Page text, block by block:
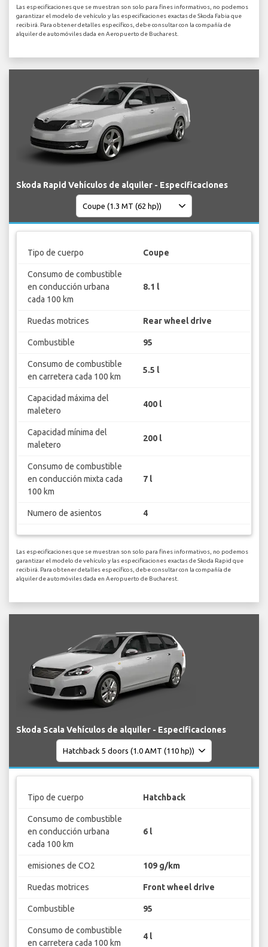
Las especificaciones que se muestran son solo para fines informativos, no podemos
garantizar el modelo de vehículo y las especificaciones exactas de Skoda Fabia que
recibirá. Para obtener detalles específicos, debe consultar con la compañía de
alquiler de automóviles dada en Aeropuerto de Bucharest.
Skoda Rapid Vehículos de alquiler - Especificaciones
Tipo de cuerpo Coupe
Consumo de combustible
en conducción urbana
cada 100 km
8.1 l
Ruedas motrices Rear wheel drive
Combustible 95
Consumo de combustible
en carretera cada 100 km
5.5 l
Capacidad máxima del
maletero
400 l
Capacidad mínima del
maletero
200 l
Consumo de combustible
en conducción mixta cada
100 km
7 l
Numero de asientos 4
Las especificaciones que se muestran son solo para fines informativos, no podemos
garantizar el modelo de vehículo y las especificaciones exactas de Skoda Rapid que
recibirá. Para obtener detalles específicos, debe consultar con la compañía de
alquiler de automóviles dada en Aeropuerto de Bucharest.
Skoda Scala Vehículos de alquiler - Especificaciones
Tipo de cuerpo Hatchback
Consumo de combustible
en conducción urbana
cada 100 km
6 l
emisiones de CO2 109 g/km
Ruedas motrices Front wheel drive
Combustible 95
Consumo de combustible
en carretera cada 100 km
4 l